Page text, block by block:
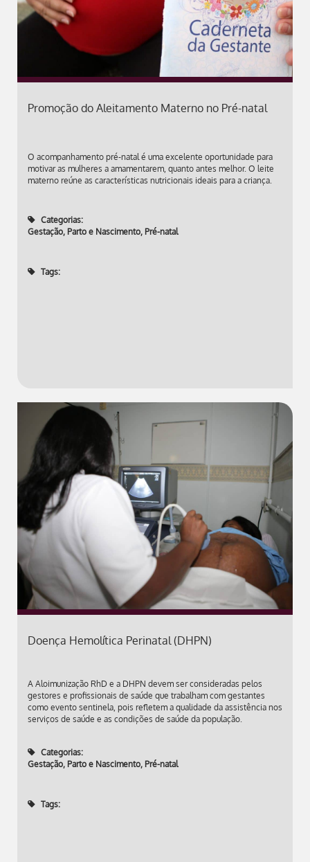
Promoção do Aleitamento Materno no Pré-natal
O acompanhamento pré-natal é uma excelente oportunidade para
motivar as mulheres a amamentarem, quanto antes melhor. O leite
materno reúne as características nutricionais ideais para a criança.
Categorias:
Gestação, Parto e Nascimento, Pré-natal
Tags:
Doença Hemolítica Perinatal (DHPN)
A Aloimunização RhD e a DHPN devem ser consideradas pelos
gestores e profissionais de saúde que trabalham com gestantes
como evento sentinela, pois refletem a qualidade da assistência nos
serviços de saúde e as condições de saúde da população.
Categorias:
Gestação, Parto e Nascimento, Pré-natal
Tags: